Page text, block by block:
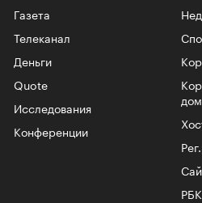
Газета
Телеканал
Деньги
Quote
Исследования
Конференции